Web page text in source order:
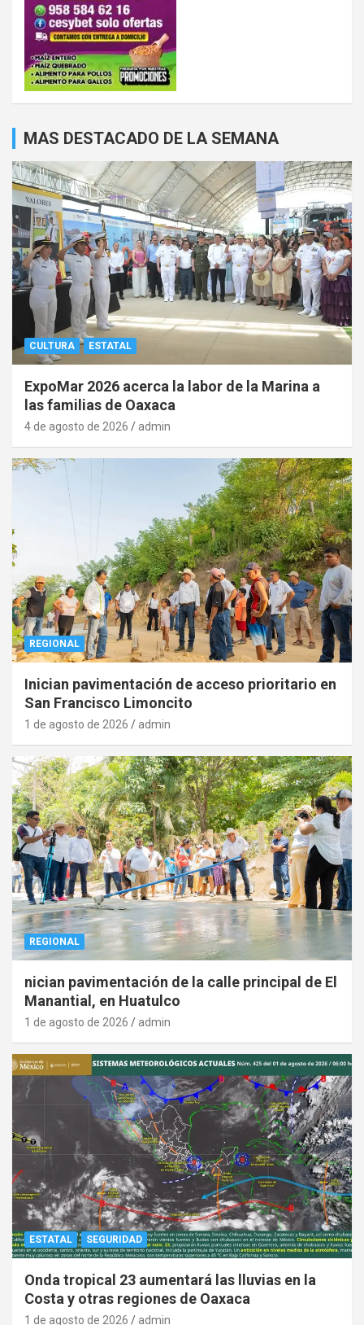
MAS DESTACADO DE LA SEMANA
CULTURA ESTATAL
ExpoMar 2026 acerca la labor de la Marina a
las familias de Oaxaca
4 de agosto de 2026 admin
REGIONAL
Inician pavimentación de acceso prioritario en
San Francisco Limoncito
1 de agosto de 2026 admin
REGIONAL
nician pavimentación de la calle principal de El
Manantial, en Huatulco
1 de agosto de 2026 admin
ESTATAL SEGURIDAD
Onda tropical 23 aumentará las lluvias en la
Costa y otras regiones de Oaxaca
1 de agosto de 2026 admin